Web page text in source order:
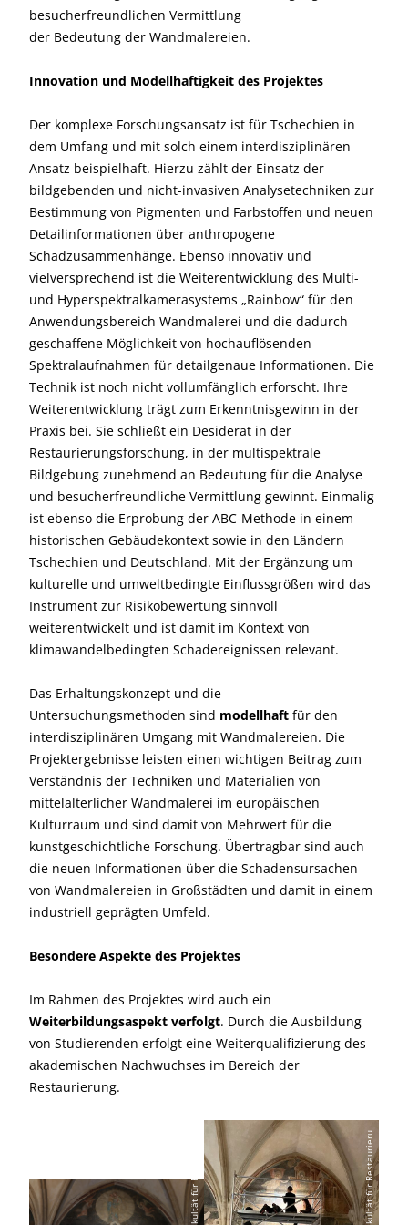
besucherfreundlichen Vermittlung
der Bedeutung der Wandmalereien.
Innovation und Modellhaftigkeit des Projektes
Der komplexe Forschungsansatz ist für Tschechien in
dem Umfang und mit solch einem interdisziplinären
Ansatz beispielhaft. Hierzu zählt der Einsatz der
bildgebenden und nicht-invasiven Analysetechniken zur
Bestimmung von Pigmenten und Farbstoffen und neuen
Detailinformationen über anthropogene
Schadzusammenhänge. Ebenso innovativ und
vielversprechend ist die Weiterentwicklung des Multi-
und Hyperspektralkamerasystems „Rainbow“ für den
Anwendungsbereich Wandmalerei und die dadurch
geschaffene Möglichkeit von hochauflösenden
Spektralaufnahmen für detailgenaue Informationen. Die
Technik ist noch nicht vollumfänglich erforscht. Ihre
Weiterentwicklung trägt zum Erkenntnisgewinn in der
Praxis bei. Sie schließt ein Desiderat in der
Restaurierungsforschung, in der multispektrale
Bildgebung zunehmend an Bedeutung für die Analyse
und besucherfreundliche Vermittlung gewinnt. Einmalig
ist ebenso die Erprobung der ABC-Methode in einem
historischen Gebäudekontext sowie in den Ländern
Tschechien und Deutschland. Mit der Ergänzung um
kulturelle und umweltbedingte Einflussgrößen wird das
Instrument zur Risikobewertung sinnvoll
weiterentwickelt und ist damit im Kontext von
klimawandelbedingten Schadereignissen relevant.
Das Erhaltungskonzept und die
Untersuchungsmethoden sind modellhaft für den
interdisziplinären Umgang mit Wandmalereien. Die
Projektergebnisse leisten einen wichtigen Beitrag zum
Verständnis der Techniken und Materialien von
mittelalterlicher Wandmalerei im europäischen
Kulturraum und sind damit von Mehrwert für die
kunstgeschichtliche Forschung. Übertragbar sind auch
die neuen Informationen über die Schadensursachen
von Wandmalereien in Großstädten und damit in einem
industriell geprägten Umfeld.
Besondere Aspekte des Projektes
Im Rahmen des Projektes wird auch ein
Weiterbildungsaspekt verfolgt. Durch die Ausbildung
von Studierenden erfolgt eine Weiterqualifizierung des
akademischen Nachwuchses im Bereich der
Restaurierung.